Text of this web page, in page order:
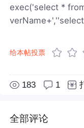
exec('select *
给本帖投票
183 1
全部评论